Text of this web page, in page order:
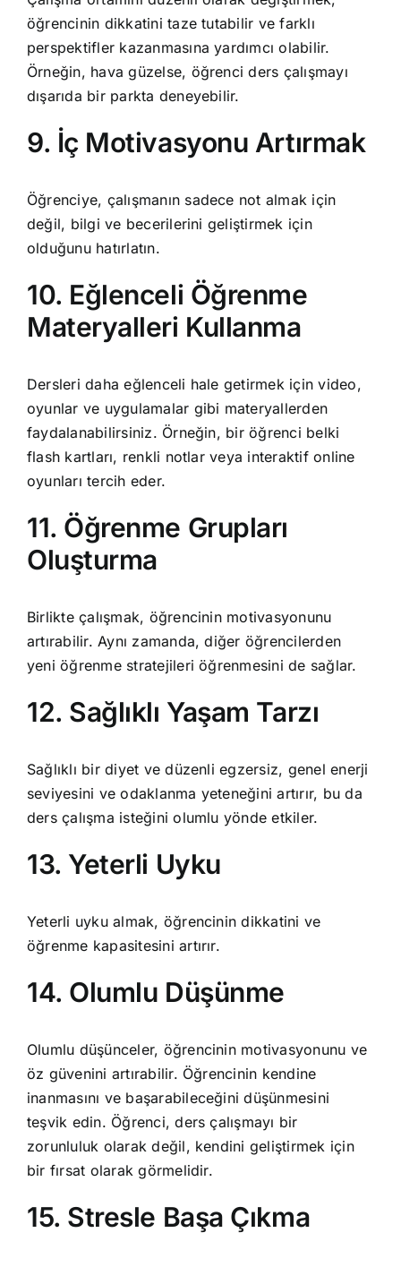
öğrencinin dikkatini taze tutabilir ve farklı
perspektifler kazanmasına yardımcı olabilir.
Örneğin, hava güzelse, öğrenci ders çalışmayı
dışarıda bir parkta deneyebilir.
9. İç Motivasyonu Artırmak
Öğrenciye, çalışmanın sadece not almak için
değil, bilgi ve becerilerini geliştirmek için
olduğunu hatırlatın.
10. Eğlenceli Öğrenme
Materyalleri Kullanma
Dersleri daha eğlenceli hale getirmek için video,
oyunlar ve uygulamalar gibi materyallerden
faydalanabilirsiniz. Örneğin, bir öğrenci belki
flash kartları, renkli notlar veya interaktif online
oyunları tercih eder.
11. Öğrenme Grupları
Oluşturma
Birlikte çalışmak, öğrencinin motivasyonunu
artırabilir. Aynı zamanda, diğer öğrencilerden
yeni öğrenme stratejileri öğrenmesini de sağlar.
12. Sağlıklı Yaşam Tarzı
Sağlıklı bir diyet ve düzenli egzersiz, genel enerji
seviyesini ve odaklanma yeteneğini artırır, bu da
ders çalışma isteğini olumlu yönde etkiler.
13. Yeterli Uyku
Yeterli uyku almak, öğrencinin dikkatini ve
öğrenme kapasitesini artırır.
14. Olumlu Düşünme
Olumlu düşünceler, öğrencinin motivasyonunu ve
öz güvenini artırabilir. Öğrencinin kendine
inanmasını ve başarabileceğini düşünmesini
teşvik edin. Öğrenci, ders çalışmayı bir
zorunluluk olarak değil, kendini geliştirmek için
bir fırsat olarak görmelidir.
15. Stresle Başa Çıkma